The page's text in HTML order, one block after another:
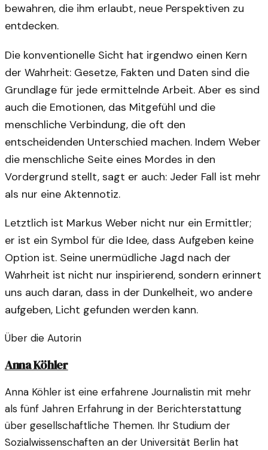
bewahren, die ihm erlaubt, neue Perspektiven zu
entdecken.
Die konventionelle Sicht hat irgendwo einen Kern
der Wahrheit: Gesetze, Fakten und Daten sind die
Grundlage für jede ermittelnde Arbeit. Aber es sind
auch die Emotionen, das Mitgefühl und die
menschliche Verbindung, die oft den
entscheidenden Unterschied machen. Indem Weber
die menschliche Seite eines Mordes in den
Vordergrund stellt, sagt er auch: Jeder Fall ist mehr
als nur eine Aktennotiz.
Letztlich ist Markus Weber nicht nur ein Ermittler;
er ist ein Symbol für die Idee, dass Aufgeben keine
Option ist. Seine unermüdliche Jagd nach der
Wahrheit ist nicht nur inspirierend, sondern erinnert
uns auch daran, dass in der Dunkelheit, wo andere
aufgeben, Licht gefunden werden kann.
Über die Autorin
Anna Köhler
Anna Köhler ist eine erfahrene Journalistin mit mehr
als fünf Jahren Erfahrung in der Berichterstattung
über gesellschaftliche Themen. Ihr Studium der
Sozialwissenschaften an der Universität Berlin hat